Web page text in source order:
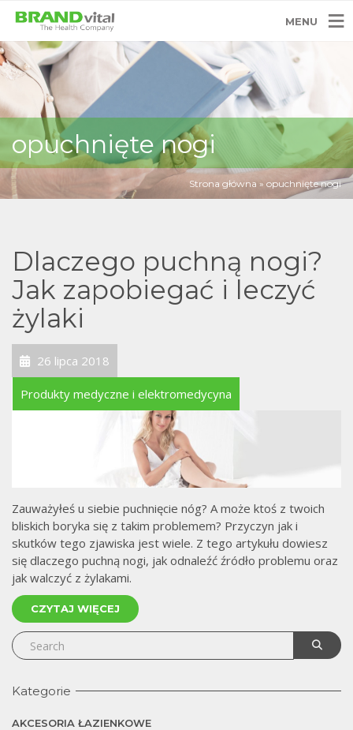
MENU
opuchnięte nogi
Strona główna » opuchnięte nogi
Dlaczego puchną nogi?
Jak zapobiegać i leczyć
żylaki
26 lipca 2018
Produkty medyczne i elektromedycyna
Zauważyłeś u siebie puchnięcie nóg? A może ktoś z twoich
bliskich boryka się z takim problemem? Przyczyn jak i
skutków tego zjawiska jest wiele. Z tego artykułu dowiesz
się dlaczego puchną nogi, jak odnaleźć źródło problemu oraz
jak walczyć z żylakami.
CZYTAJ WIĘCEJ
Kategorie
AKCESORIA ŁAZIENKOWE